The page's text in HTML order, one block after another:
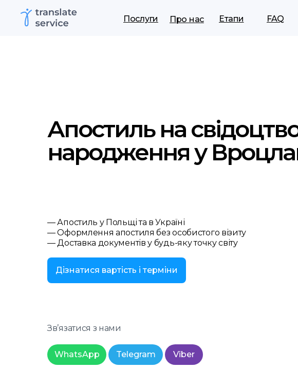
Послуги Про нас Етапи FAQ
Апостиль на
народження у
— Апостиль у Польщі та в Україні
— Оформлення апостиля без особистого візиту
— Доставка документів у будь-яку точку світу
WhatsApp Telegram Viber
Зв’язатися з нами
Дізнатися вартість і терміни